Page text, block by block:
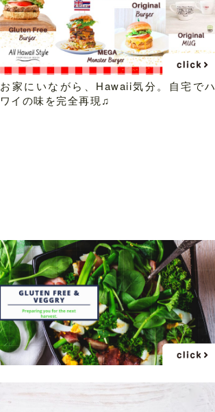
お家にいながら、Hawaii気分。自宅でハ
ワイの味を完全再現♫